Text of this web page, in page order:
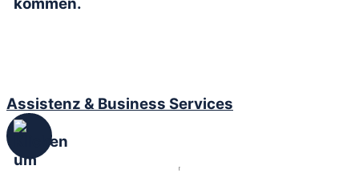
Assistenz & Business Services